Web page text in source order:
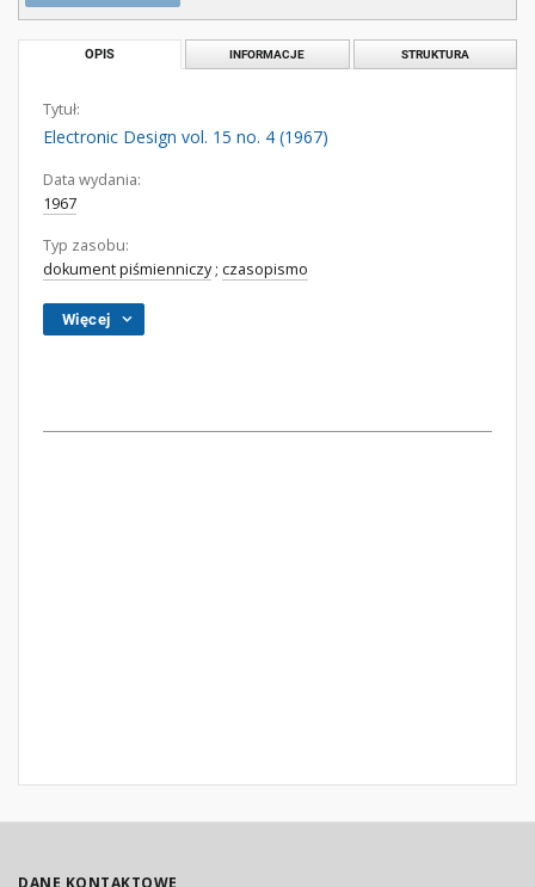
OPIS INFORMACJE STRUKTURA
Tytuł:
Electronic Design vol. 15 no. 4 (1967)
Data wydania:
1967
Typ zasobu:
dokument piśmienniczy; czasopismo
Więcej
DANE KONTAKTOWE